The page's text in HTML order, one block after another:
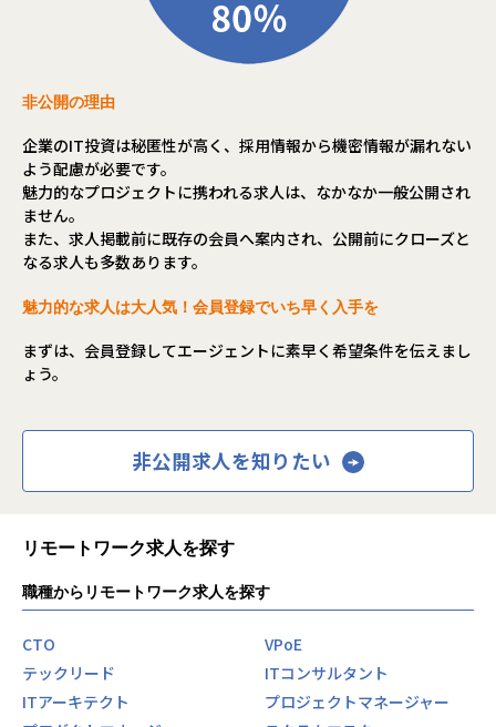
非公開の理由
企業のIT投資は秘匿性が高く、採用情報から機密情報が漏れない
よう配慮が必要です。
魅力的なプロジェクトに携われる求人は、なかなか一般公開され
ません。
また、求人掲載前に既存の会員へ案内され、公開前にクローズと
なる求人も多数あります。
魅力的な求人は大人気！会員登録でいち早く入手を
まずは、会員登録してエージェントに素早く希望条件を伝えまし
ょう。
非公開求人を知りたい
リモートワーク求人を探す
職種からリモートワーク求人を探す
CTO
VPoE
テックリード
ITコンサルタント
ITアーキテクト
プロジェクトマネージャー